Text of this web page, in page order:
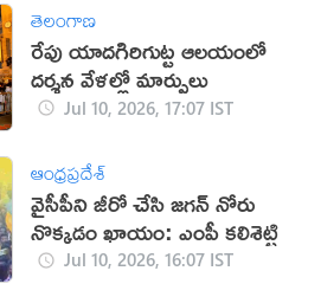
తెలంగాణ
రేపు యాదగిరిగుట్ట ఆలయంలో
దర్శన వేళల్లో మార్పులు
Jul 10, 2026, 17:07 IST
ఆంధ్రప్రదేశ్
వైసీపీని జీరో చేసి జగన్ నోరు
నొక్కడం ఖాయం: ఎంపీ కలిశెట్టి
Jul 10, 2026, 16:07 IST